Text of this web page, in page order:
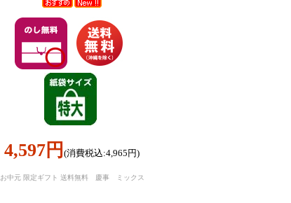
4,597円 (消費税込:4,965円)
お中元 限定ギフト 送料無料 慶事 ミックス